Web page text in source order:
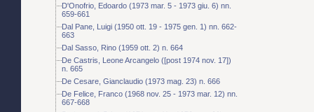
D'Onofrio, Edoardo (1973 mar. 5 - 1973 giu. 6) nn.
659-661
Dal Pane, Luigi (1950 ott. 19 - 1975 gen. 1) nn. 662-
663
Dal Sasso, Rino (1959 ott. 2) n. 664
De Castris, Leone Arcangelo ([post 1974 nov. 17])
n. 665
De Cesare, Gianclaudio (1973 mag. 23) n. 666
De Felice, Franco (1968 nov. 25 - 1973 mar. 12) nn.
667-668